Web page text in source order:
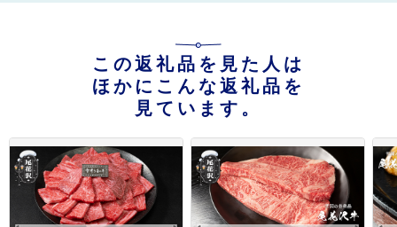
この返礼品を見た人は
ほかにこんな返礼品を
見ています。